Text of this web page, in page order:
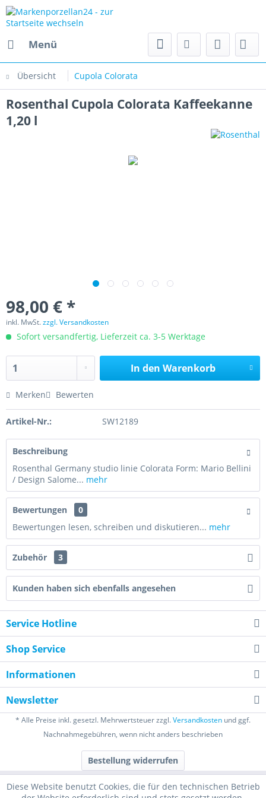
Menü
Übersicht Cupola Colorata
Rosenthal Cupola Colorata Kaffeekanne
1,20 l
98,00 € *
inkl. MwSt.zzgl. Versandkosten
Sofort versandfertig, Lieferzeit ca. 3-5 Werktage
In den Warenkorb
Merken Bewerten
Artikel-Nr.: SW12189
Beschreibung
Rosenthal Germany studio linie Colorata Form: Mario Bellini
/ Design Salome... mehr
Bewertungen
0
Bewertungen lesen, schreiben und diskutieren... mehr
Zubehör 3
Kunden haben sich ebenfalls angesehen
Service Hotline
Shop Service
Informationen
Newsletter
* Alle Preise inkl. gesetzl. Mehrwertsteuer zzgl.Versandkosten und ggf.
Nachnahmegebühren, wenn nicht anders beschrieben
Bestellung widerrufen
Diese Website benutzt Cookies, die für den technischen Betrieb